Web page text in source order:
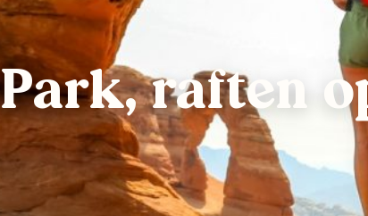
raften